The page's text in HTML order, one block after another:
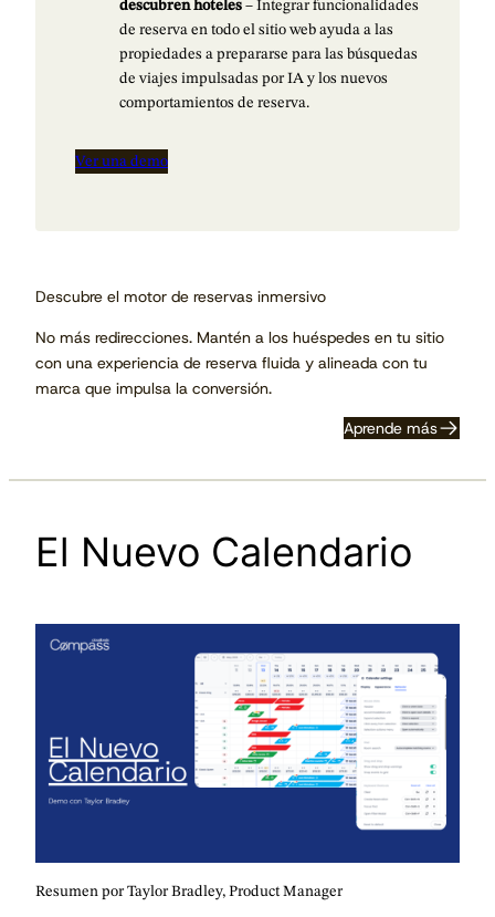
descubren hoteles – Integrar funcionalidades
de reserva en todo el sitio web ayuda a las
propiedades a prepararse para las búsquedas
de viajes impulsadas por IA y los nuevos
comportamientos de reserva.
Ver una demo
Descubre el motor de reservas inmersivo
No más redirecciones. Mantén a los huéspedes en tu sitio
con una experiencia de reserva fluida y alineada con tu
marca que impulsa la conversión.
Aprende más
El Nuevo Calendario
Resumen por Taylor Bradley, Product Manager